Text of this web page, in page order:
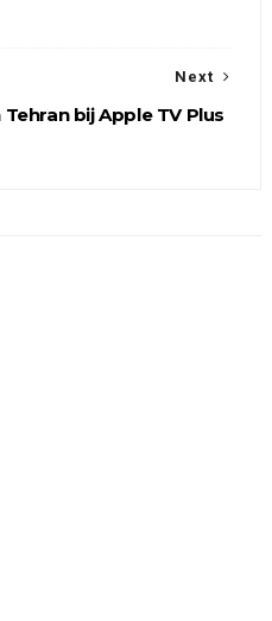
Next
bij Apple TV Plus